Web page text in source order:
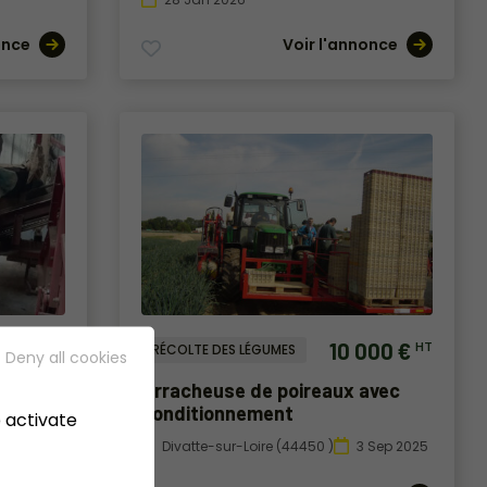
Voir l'annonce
€ RÉCOLTE DES LÉGUMES 10 000 € HT
Arracheuse de poireaux avec
conditionnement
Divatte-sur-Loire (44450 ) 3 Sep 2025
activate
Deny all cookies